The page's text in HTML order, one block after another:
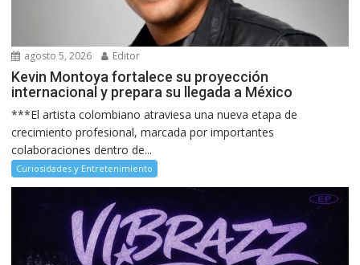
agosto 5, 2026 Editor
Kevin Montoya fortalece su proyección
internacional y prepara su llegada a México
***El artista colombiano atraviesa una nueva etapa de
crecimiento profesional, marcada por importantes
colaboraciones dentro de...
Curiosidades y Entretenimiento